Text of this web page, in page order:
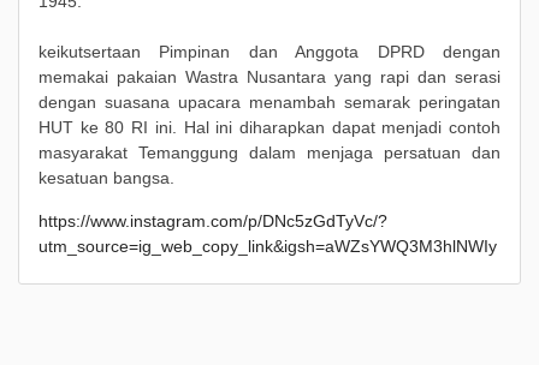
keikutsertaan Pimpinan dan Anggota DPRD dengan
memakai pakaian Wastra Nusantara yang rapi dan serasi
dengan suasana upacara menambah semarak peringatan
HUT ke 80 RI ini. Hal ini diharapkan dapat menjadi contoh
masyarakat Temanggung dalam menjaga persatuan dan
kesatuan bangsa.
https://www.instagram.com/p/DNc5zGdTyVc/?
utm_source=ig_web_copy_link&igsh=aWZsYWQ3M3hlNWIy